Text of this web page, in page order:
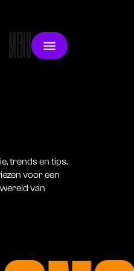
MENU
trends en tips.
voor een
van